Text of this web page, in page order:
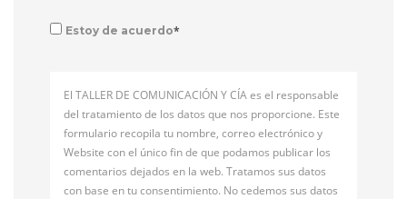
Estoy de acuerdo*
El TALLER DE COMUNICACIÓN Y CÍA es el responsable
del tratamiento de los datos que nos proporcione. Este
formulario recopila tu nombre, correo electrónico y
Website con el único fin de que podamos publicar los
comentarios dejados en la web. Tratamos sus datos
con base en tu consentimiento. No cedemos sus datos